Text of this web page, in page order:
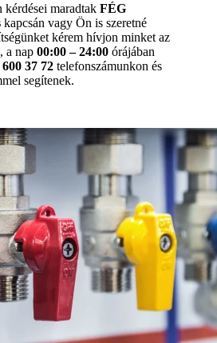
kérdései maradtak FÉG
kapcsán vagy Ön is szeretné
kérem hívjon minket az
a nap 00:00 – 24:00 órájában
37 72 telefonszámunkon és
segítenek.